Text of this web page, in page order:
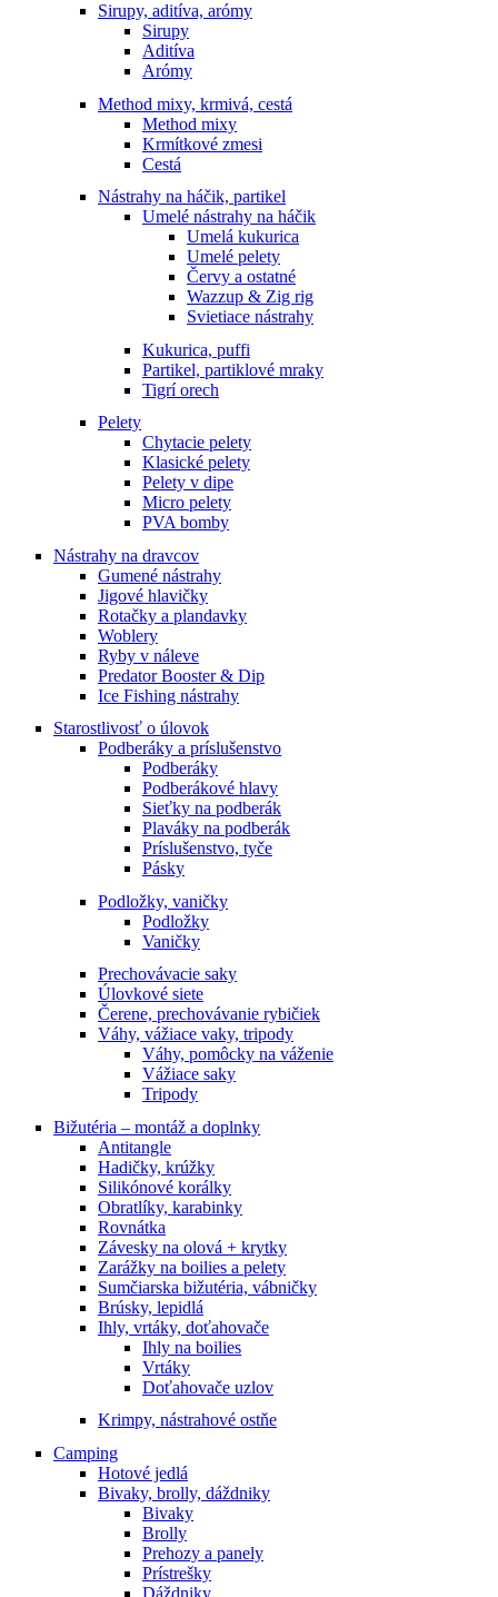
Sirupy, aditíva, arómy
Sirupy
Aditíva
Arómy
Method mixy, krmivá, cestá
Method mixy
Krmítkové zmesi
Cestá
Nástrahy na háčik, partikel
Umelé nástrahy na háčik
Umelá kukurica
Umelé pelety
Červy a ostatné
Wazzup & Zig rig
Svietiace nástrahy
Kukurica, puffi
Partikel, partiklové mraky
Tigrí orech
Pelety
Chytacie pelety
Klasické pelety
Pelety v dipe
Micro pelety
PVA bomby
Nástrahy na dravcov
Gumené nástrahy
Jigové hlavičky
Rotačky a plandavky
Woblery
Ryby v náleve
Predator Booster & Dip
Ice Fishing nástrahy
Starostlivosť o úlovok
Podberáky a príslušenstvo
Podberáky
Podberákové hlavy
Sieťky na podberák
Plaváky na podberák
Príslušenstvo, tyče
Pásky
Podložky, vaničky
Podložky
Vaničky
Prechovávacie saky
Úlovkové siete
Čerene, prechovávanie rybičiek
Váhy, vážiace vaky, tripody
Váhy, pomôcky na váženie
Vážiace saky
Tripody
Bižutéria – montáž a doplnky
Antitangle
Hadičky, krúžky
Silikónové korálky
Obratlíky, karabinky
Rovnátka
Závesky na olová + krytky
Zarážky na boilies a pelety
Sumčiarska bižutéria, vábničky
Brúsky, lepidlá
Ihly, vrtáky, doťahovače
Ihly na boilies
Vrtáky
Doťahovače uzlov
Krimpy, nástrahové ostňe
Camping
Hotové jedlá
Bivaky, brolly, dáždniky
Bivaky
Brolly
Prehozy a panely
Prístrešky
Dáždniky